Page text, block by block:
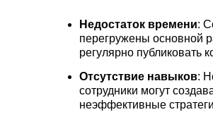
Недостаток времени:
перегружены основной
регулярно публиковать
Отсутствие навыков:
сотрудники могут
неэффективные